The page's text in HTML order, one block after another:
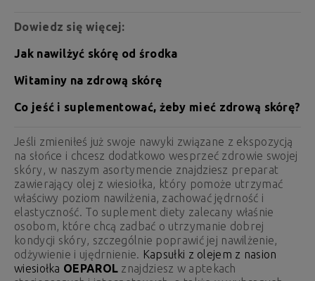
Dowiedz się więcej:
Jak nawilżyć skórę od środka
Witaminy na zdrową skórę
Co jeść i suplementować, żeby mieć zdrową skórę?
Jeśli zmieniłeś już swoje nawyki związane z ekspozycją
na słońce i chcesz dodatkowo wesprzeć zdrowie swojej
skóry, w naszym asortymencie znajdziesz preparat
zawierający olej z wiesiołka, który pomoże utrzymać
właściwy poziom nawilżenia, zachować jędrność i
elastyczność. To suplement diety zalecany właśnie
osobom, które chcą zadbać o utrzymanie dobrej
kondycji skóry, szczególnie poprawić jej nawilżenie,
odżywienie i ujędrnienie. Kapsułki z olejem z nasion
wiesiołka OEPAROL znajdziesz w aptekach